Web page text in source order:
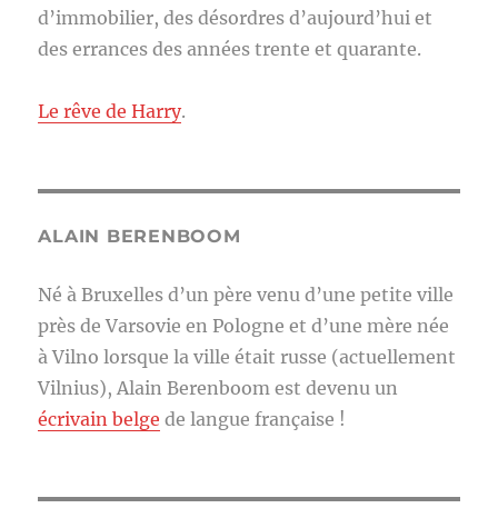
d’immobilier, des désordres d’aujourd’hui et
des errances des années trente et quarante.
Le rêve de Harry.
ALAIN BERENBOOM
Né à Bruxelles d’un père venu d’une petite ville
près de Varsovie en Pologne et d’une mère née
à Vilno lorsque la ville était russe (actuellement
Vilnius), Alain Berenboom est devenu un
écrivain belge de langue française !